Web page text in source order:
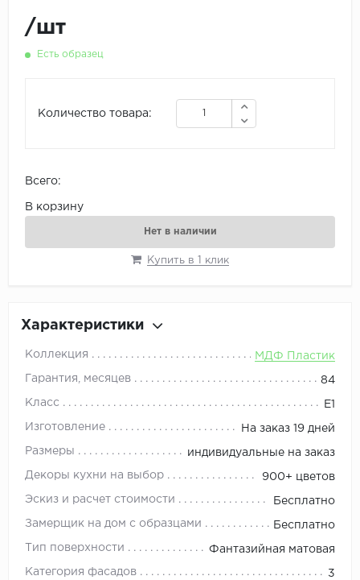
/шт
Есть образец
Количество товара:
Всего:
В корзину
Нет в наличии
Купить в 1 клик
Характеристики
Коллекция МДФ Пластик
Гарантия, месяцев 84
Класс E1
Изготовление На заказ 19 дней
Размеры индивидуальные на заказ
Декоры кухни на выбор 900+ цветов
Эскиз и расчет стоимости Бесплатно
Замерщик на дом с образцами Бесплатно
Тип поверхности Фантазийная матовая
Категория фасадов 3